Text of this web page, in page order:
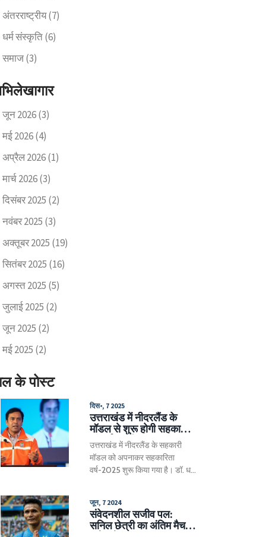
अंतरराष्ट्रीय(7)
धर्म संस्कृति(6)
समाज(3)
जून 2026(3)
मई 2026(4)
अप्रैल 2026(1)
मार्च 2026(3)
दिसंबर 2025 (2)
नवंबर 2025 (3)
अक्तूबर 2025 (19)
सितंबर 2025 (16)
अगस्त 2025 (5)
जुलाई 2025 (2)
जून 2025 (2)
मई 2025 (2)
के पोस्ट
दिस॰, 7 2025
उत्तराखंड में नीदरलैंड के
मॉडल से शुरू होगी सहकारिता
की नई क्रांति
उत्तराखंड में नीदरलैंड के सहकारी
मॉडल को अपनाकर सहकारिता
वर्ष-2025 शुरू किया गया है। डॉ. धन
जिससे किसानों की आय बढ़ेगी।
जून, 7 2024
संवेदनशील सजीव पल:
सनिल छेत्री का अंतिम मैच,